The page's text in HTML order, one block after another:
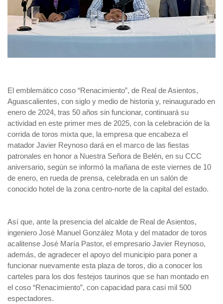
El emblemático coso “Renacimiento”, de Real de Asientos,
Aguascalientes, con siglo y medio de historia y, reinaugurado en
enero de 2024, tras 50 años sin funcionar, continuará su
actividad en este primer mes de 2025, con la celebración de la
corrida de toros mixta que, la empresa que encabeza el
matador Javier Reynoso dará en el marco de las fiestas
patronales en honor a Nuestra Señora de Belén, en su CCC
aniversario, según se informó la mañana de este viernes de 10
de enero, en rueda de prensa, celebrada en un salón de
conocido hotel de la zona centro-norte de la capital del estado.
Así que, ante la presencia del alcalde de Real de Asientos,
ingeniero José Manuel González Mota y del matador de toros
acalitense José María Pastor, el empresario Javier Reynoso,
además, de agradecer el apoyo del municipio para poner a
funcionar nuevamente esta plaza de toros, dio a conocer los
carteles para los dos festejos taurinos que se han montado en
el coso “Renacimiento”, con capacidad para casi mil 500
espectadores.